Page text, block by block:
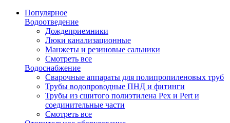
Популярное
Водоотведение
Дождеприемники
Люки канализационные
Манжеты и резиновые сальники
Смотреть все
Водоснабжение
Сварочные аппараты для полипропиленовых труб
Трубы водопроводные ПНД и фитинги
Трубы из сшитого полиэтилена Pex и Pert и
соединительные части
Смотреть все